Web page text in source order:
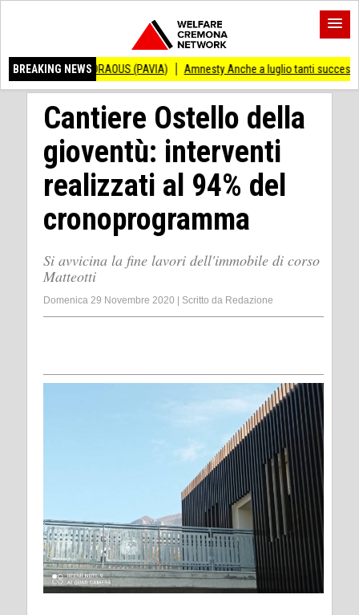
BREAKING NEWS
(PAVIA) Amnesty Anche a luglio tanti successi ed ingiustizie
Cantiere Ostello della
gioventù: interventi
realizzati al 94% del
cronoprogramma
Si avvicina la fine lavori dell'immobile di corso
Matteotti
Domenica 29 Novembre 2020 Scritto da Redazione